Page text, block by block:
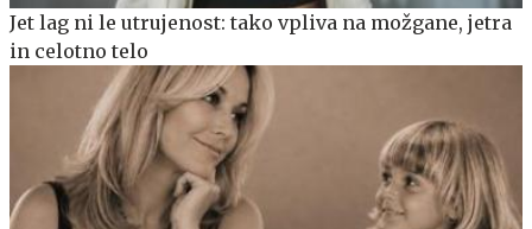
Jet lag ni le utrujenost: tako vpliva na možgane, jetra
in celotno telo